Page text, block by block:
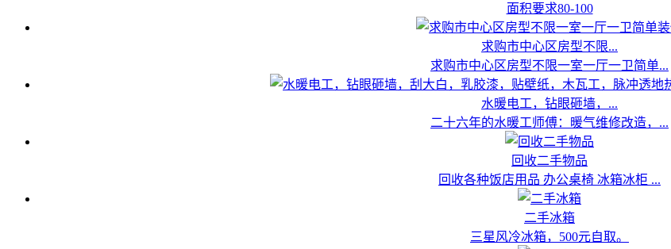
面积要求80-100
求购市中心区房型不限...
求购市中心区房型不限一室一厅一卫简单...
水暖电工，钻眼砸墙，...
二十六年的水暖工师傅：暖气维修改造，...
回收二手物品
回收各种饭店用品 办公桌椅 冰箱冰柜 ...
二手冰箱
三星风冷冰箱，500元自取。